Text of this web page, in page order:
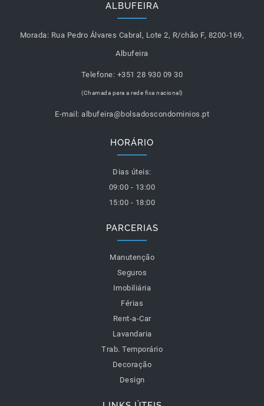
ALBUFEIRA
Morada: Rua Pedro Álvares Cabral, Lote 2, R/chão F, 8200-169,
Albufeira
Telefone: +351 28 930 09 30
(Chamada para a rede fixa nacional)
E-mail: albufeira@bolsadoscondominios.pt
HORÁRIO
Dias úteis:
09:00 - 13:00
15:00 - 18:00
PARCERIAS
Manutenção
Seguros
Imobiliária
Férias
Rent-a-Car
Lavandaria
Trab. Temporário
Decoração
Design